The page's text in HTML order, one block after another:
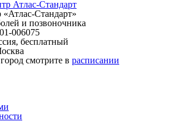
Стандарт»
и позвоночника
006075
бесплатный
смотрите в расписании